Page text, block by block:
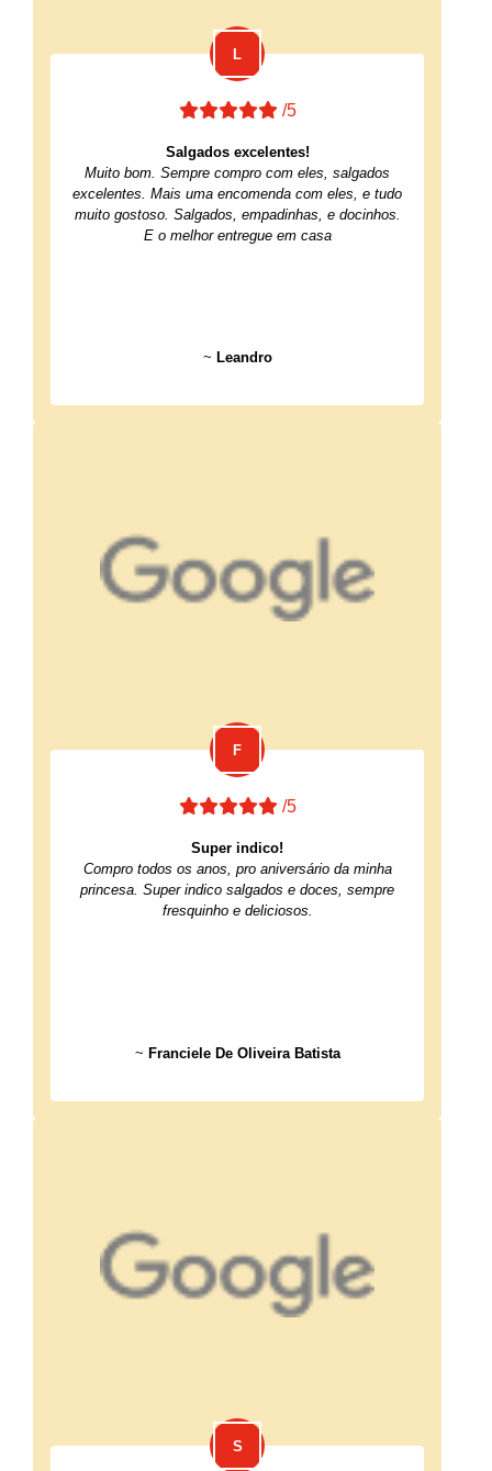
/5
Salgados excelentes!
Muito bom. Sempre compro com eles, salgados
excelentes. Mais uma encomenda com eles, e tudo
muito gostoso. Salgados, empadinhas, e docinhos.
E o melhor entregue em casa
~ Leandro
/5
Super indico!
Compro todos os anos, pro aniversário da minha
princesa. Super indico salgados e doces, sempre
fresquinho e deliciosos.
~ Franciele De Oliveira Batista